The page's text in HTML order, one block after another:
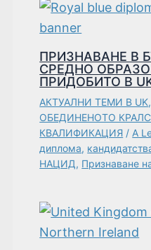
ПРИЗНАВАНЕ В
СРЕДНО
ПРИДОБИТО В
АКТУАЛНИ ТЕМИ В UK,
ОБЕДИНЕНОТО
КВАЛИФИКАЦИЯ / A
диплома,
НАЦИД, Признаване